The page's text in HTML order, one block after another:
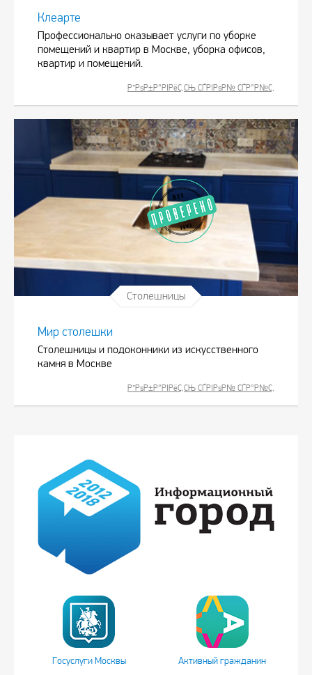
Клеарте
Профессионально оказывает услуги по уборке
помещений и квартир в Москве, уборка офисов,
квартир и помещений.
Р”РѕР±Р°РІРёС‚СЊ СЃРІРѕР№ СЃР°Р№С‚
Столешницы
Мир столешки
Столешницы и подоконники из искусственного
камня в Москве
Р”РѕР±Р°РІРёС‚СЊ СЃРІРѕР№ СЃР°Р№С‚
Госуслуги Москвы Активный гражданин